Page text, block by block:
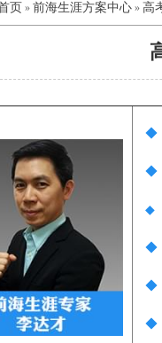
页 » 前海生涯方案中心 » 高
◆